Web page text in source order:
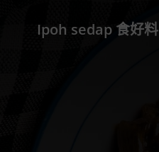
Ipoh sedap 食好料